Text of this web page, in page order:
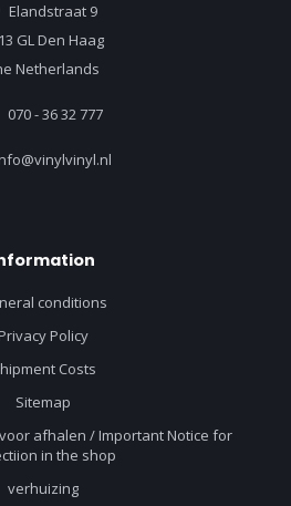
Elandstraat 9
GL Den Haag
Netherlands
070 - 36 32 777
conditions
Policy
Costs
Sitemap
afhalen / Important Notice for
in the shop
verhuizing